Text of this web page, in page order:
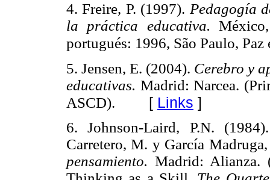
4. Freire, P. (1997). Pedagogía
la práctica educativa.
portugués: 1996, São Paulo, Paz
5. Jensen, E. (2004). Cerebro y
educativas. Madrid: Narcea.
ASCD). [ Links ]
6. Johnson-Laird, P.N.
Carretero, M. y García
pensamiento. Madrid: